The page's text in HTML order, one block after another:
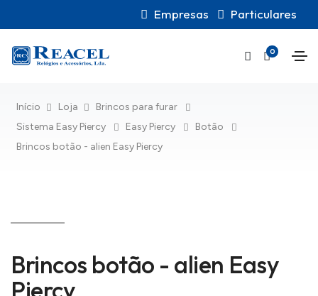
Empresas Particulares
0
Início Loja
Brincos para furar
Sistema Easy Piercy
Easy Piercy
Botão
Brincos botão - alien Easy Piercy
Brincos botão - alien Easy